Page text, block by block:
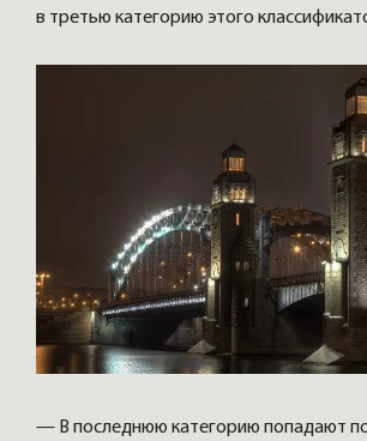
в третью категорию этого
— В последнюю категорию попадают